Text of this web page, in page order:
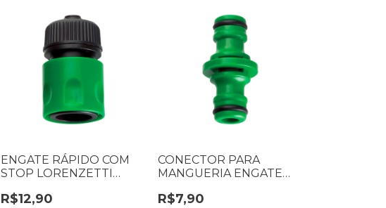
ENGATE RÁPIDO COM
STOP LORENZETTI
R$12,90
CONECTOR PARA
MANGUERIA ENGATE
7160028
R$7,90